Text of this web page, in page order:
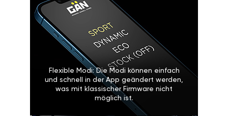
Flexible Modi: Die Modi können einfach
und schnell in der App geändert werden,
was mit klassischer Firmware nicht
möglich ist.